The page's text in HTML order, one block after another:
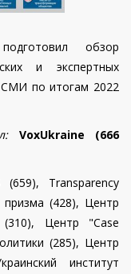
обзор
и экспертных
СМИ по итогам 2022
VoxUkraine (666
(659),
Transparency
призма (428), Центр
Центр "Case
(285), Центр
институт